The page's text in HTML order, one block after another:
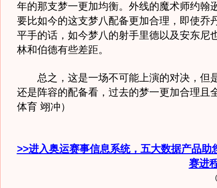
年的那支梦一更加均衡。外线的魔术师约翰
要比如今的这支梦八配备更加合理，即使乔
平手的话，如今梦八的射手里德以及安东尼
林和伯德有些差距。
总之，这是一场不可能上演的对决，但
还是阵容的配备看，过去的梦一更加合理且
体育 翊冲）
>>进入奥运赛事信息系统，五大数据产品助
赛进